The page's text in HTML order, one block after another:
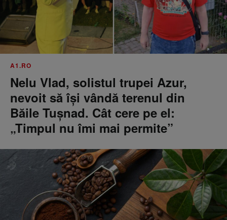
A1.RO
Nelu Vlad, solistul trupei Azur,
nevoit să își vândă terenul din
Băile Tușnad. Cât cere pe el:
„Timpul nu îmi mai permite”